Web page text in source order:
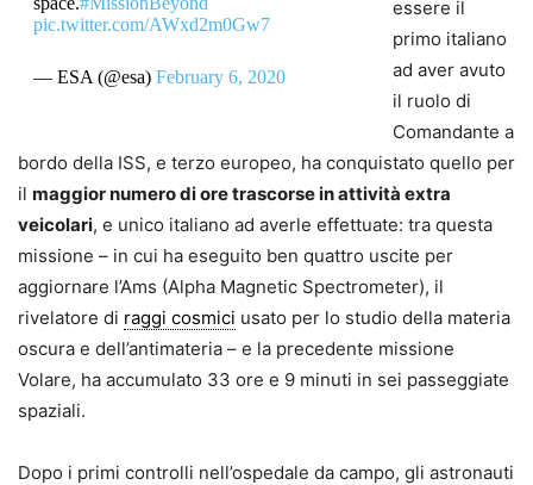
pic.twitter.com/AWxd2m0Gw7
— ESA (@esa) February 6, 2020
essere il
primo italiano
ad aver avuto
il ruolo di
Comandante a
bordo della ISS, e terzo europeo, ha conquistato quello per
il maggior numero di ore trascorse in attività extra
veicolari, e unico italiano ad averle effettuate: tra questa
missione – in cui ha eseguito ben quattro uscite per
aggiornare l’Ams (Alpha Magnetic Spectrometer), il
rivelatore di raggi cosmici usato per lo studio della materia
oscura e dell’antimateria – e la precedente missione
Volare, ha accumulato 33 ore e 9 minuti in sei passeggiate
spaziali.
Dopo i primi controlli nell’ospedale da campo, gli astronauti